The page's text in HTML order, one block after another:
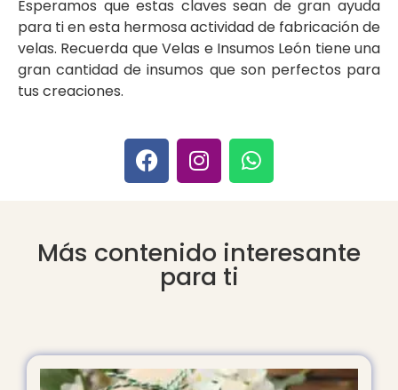
Esperamos que estas claves sean de gran ayuda
para ti en esta hermosa actividad de fabricación de
velas. Recuerda que Velas e Insumos León tiene una
gran cantidad de insumos que son perfectos para
tus creaciones.
Más contenido interesante
para ti